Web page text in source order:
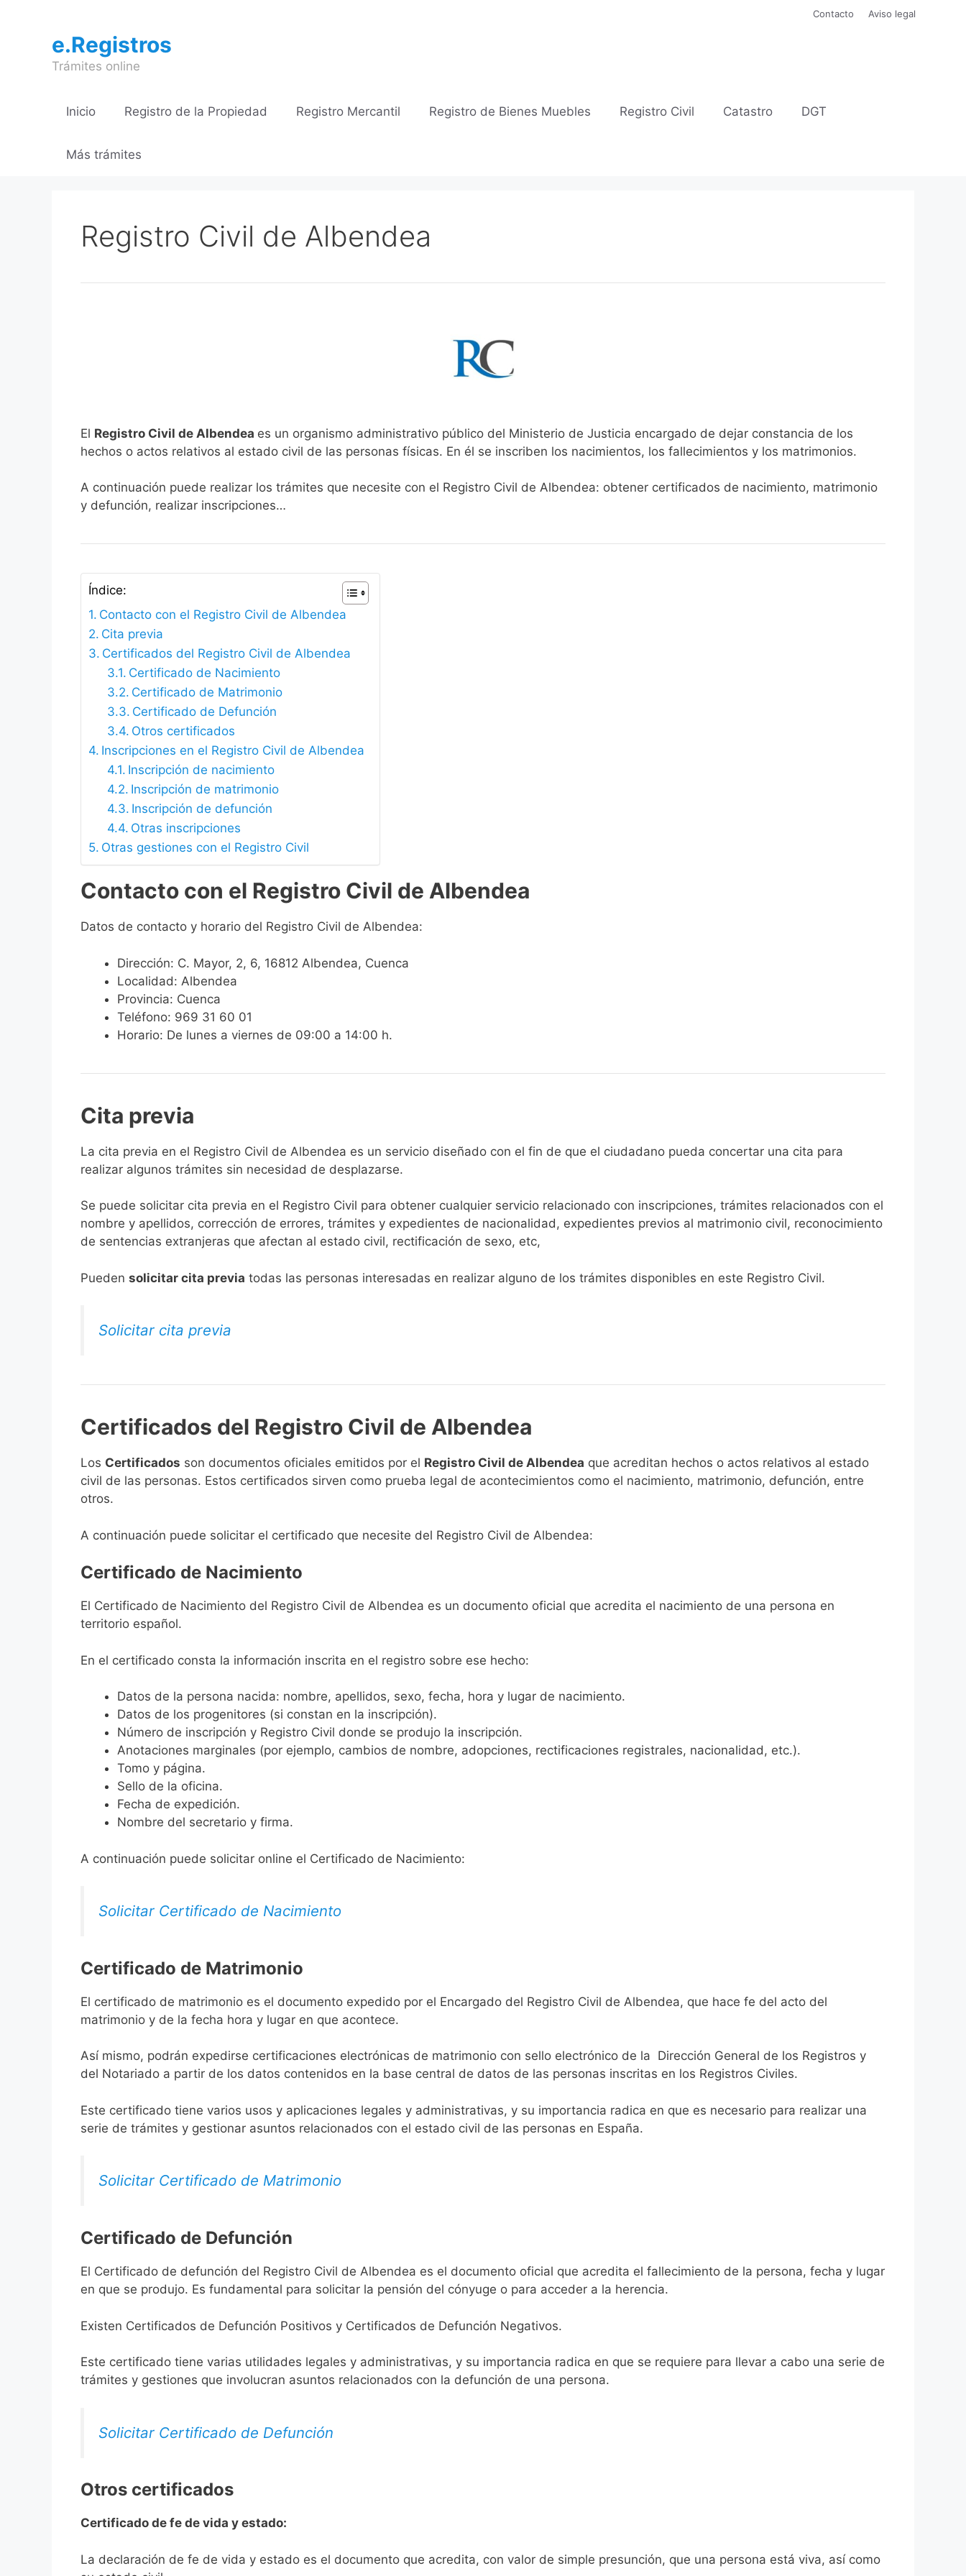
contenido
Contacto Aviso legal
e.Registros
Trámites online
Inicio Registro de la Propiedad Registro Mercantil Registro de Bienes Muebles Registro Civil Catastro DGT
Más trámites
Registro Civil de Albendea
El Registro Civil de Albendea es un organismo administrativo público del Ministerio de Justicia encargado de dejar constancia de los
hechos o actos relativos al estado civil de las personas físicas. En él se inscriben los nacimientos, los fallecimientos y los matrimonios.
A continuación puede realizar los trámites que necesite con el Registro Civil de Albendea: obtener certificados de nacimiento, matrimonio
y defunción, realizar inscripciones…
Índice:
Contacto con el Registro Civil de Albendea
Cita previa
Certificados del Registro Civil de Albendea
Certificado de Nacimiento
Certificado de Matrimonio
Certificado de Defunción
Otros certificados
Inscripciones en el Registro Civil de Albendea
Inscripción de nacimiento
Inscripción de matrimonio
Inscripción de defunción
Otras inscripciones
Otras gestiones con el Registro Civil
Contacto con el Registro Civil de Albendea
Datos de contacto y horario del Registro Civil de Albendea:
Dirección: C. Mayor, 2, 6, 16812 Albendea, Cuenca
Localidad: Albendea
Provincia: Cuenca
Teléfono: 969 31 60 01
Horario: De lunes a viernes de 09:00 a 14:00 h.
Cita previa
​​​​​​​​​​​​​​​​​​​​​​​​​​​​La cita previa en el Registro Civil de Albendea es un servicio diseñado con el fin de que el ciudadano pueda concertar una cita para
realizar algunos trámites sin necesidad de desplazarse.​
Se puede solicitar cita previa en el Registro Civil para obtener cualquier servicio relacionado con inscripciones, trámites relacionados con el
nombre y apellidos, corrección de errores, trámites y expedientes de nacionalidad, expedientes previos al matrimonio civil, reconocimiento
de sentencias extranjeras que afectan al estado civil, rectificación de sexo, etc,
​Pueden solicitar cita previa todas las personas interesadas en realizar alguno de los trámites disponibles en este Registro Civil.​
Solicitar cita previa
Certificados del Registro Civil de Albendea
Los Certificados son documentos oficiales emitidos por el Registro Civil de Albendea que acreditan hechos o actos relativos al estado
civil de las personas. Estos certificados sirven como prueba legal de acontecimientos como el nacimiento, matrimonio, defunción, entre
otros.
A continuación puede solicitar el certificado que necesite del Registro Civil de Albendea:
Certificado de Nacimiento
El Certificado de Nacimiento del Registro Civil de Albendea es un documento oficial que acredita el nacimiento de una persona en
territorio español.
En el certificado consta la información inscrita en el registro sobre ese hecho:
Datos de la persona nacida: nombre, apellidos, sexo, fecha, hora y lugar de nacimiento.
Datos de los progenitores (si constan en la inscripción).
Número de inscripción y Registro Civil donde se produjo la inscripción.
Anotaciones marginales (por ejemplo, cambios de nombre, adopciones, rectificaciones registrales, nacionalidad, etc.).
Tomo y página.
Sello de la oficina.
Fecha de expedición.
Nombre del secretario y firma.
A continuación puede solicitar online el Certificado de Nacimiento:
Solicitar Certificado de Nacimiento
Certificado de Matrimonio
El certificado de matrimonio es el documento expedido por el Encargado del Registro Civil de Albendea, que hace fe del acto del
matrimonio y de la fecha hora y lugar en que acontece.
Así mismo, podrán expedirse certificaciones electrónicas de matrimonio con sello electrónico de la Dirección General de los Registros y
del Notariado a partir de los datos contenidos en la base central de datos de las personas inscritas en los Registros Civiles.
Este certificado tiene varios usos y aplicaciones legales y administrativas, y su importancia radica en que es necesario para realizar una
serie de trámites y gestionar asuntos relacionados con el estado civil de las personas en España.
Solicitar Certificado de Matrimonio
Certificado de Defunción
El Certificado de defunción del Registro Civil de Albendea es el documento oficial que acredita el fallecimiento de la persona, fecha y lugar
en que se produjo. Es fundamental para solicitar la pensión del cónyuge o para acceder a la herencia.
Existen Certificados de Defunción Positivos y Certificados de Defunción Negativos.
Este certificado tiene varias utilidades legales y administrativas, y su importancia radica en que se requiere para llevar a cabo una serie de
trámites y gestiones que involucran asuntos relacionados con la defunción de una persona.
Solicitar Certificado de Defunción
Otros certificados
Certificado de fe de vida y estado:
La declaración de fe de vida y estado es el documento que acredita, con valor de simple presunción, que una persona está viva, así como